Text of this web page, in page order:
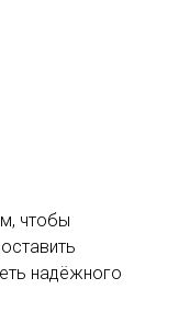
чтобы
надёжного